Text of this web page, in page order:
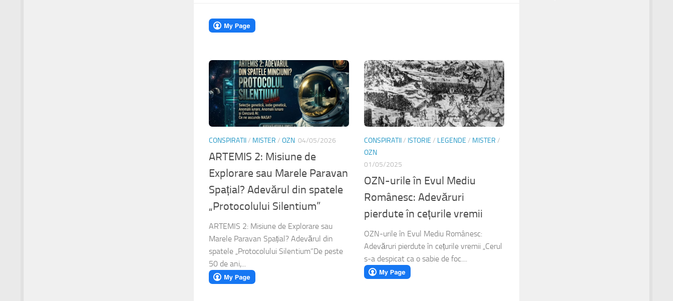
CONSPIRATII/ MISTER / OZN 04/05/2026
ARTEMIS 2: Misiune de
Explorare sau Marele Paravan
Spațial? Adevărul din spatele
„Protocolului Silentium”
ARTEMIS 2: Misiune de Explorare sau
Marele Paravan Spațial? Adevărul din
spatele „Protocolului Silentium”​De peste
50 de ani,...
CONSPIRATII/ ISTORIE / LEGENDE / MISTER /
OZN
01/05/2025
OZN-urile în Evul Mediu
Românesc: Adevăruri
pierdute în cețurile vremii
OZN-urile în Evul Mediu Românesc:
Adevăruri pierdute în cețurile vremii „Cerul
s-a despicat ca o sabie de foc....